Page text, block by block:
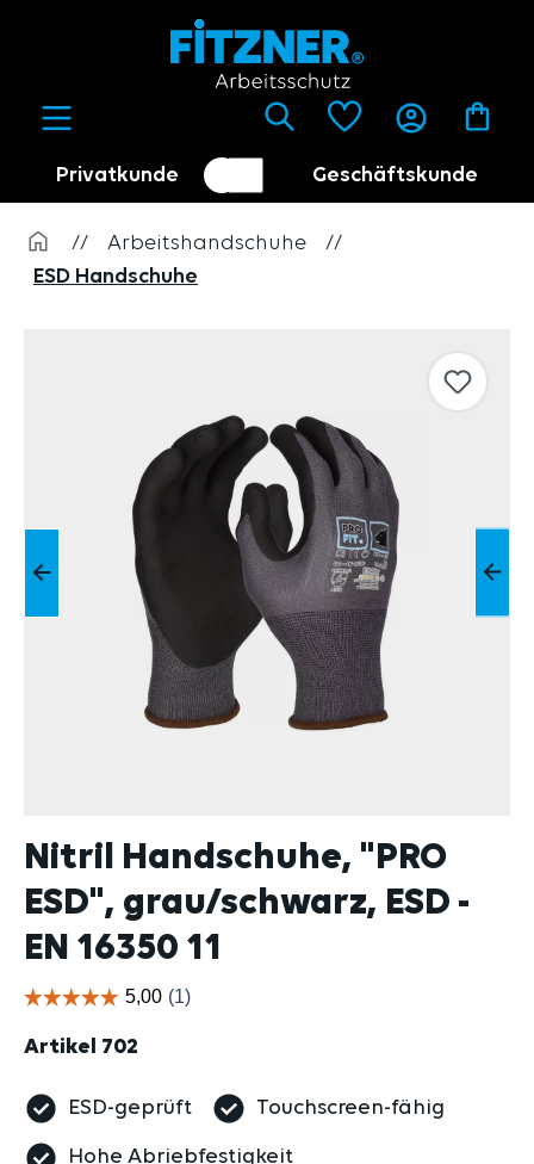
Privatkunde
Kundenumschalter
Geschäftskunde
Händler
// Arbeitshandschuhe
//
ESD Handschuhe
Nitril Handschuhe, "PRO
ESD", grau/schwarz, ESD -
EN 16350 11
Artikel 702
ESD-geprüft Touchscreen-fähig
Hohe Abriebfestigkeit